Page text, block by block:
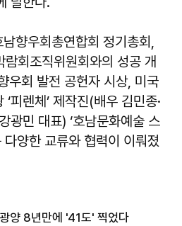
향우회총연합회 정기총회,
회조직위원회와의 성공 개
우회 발전 공헌자 시상, 미국
피렌체’ 제작진(배우 김민종·
광민 대표) ‘호남문화예술 스
다양한 교류와 협력이 이뤄졌
양 8년만에 '41도' 찍었다